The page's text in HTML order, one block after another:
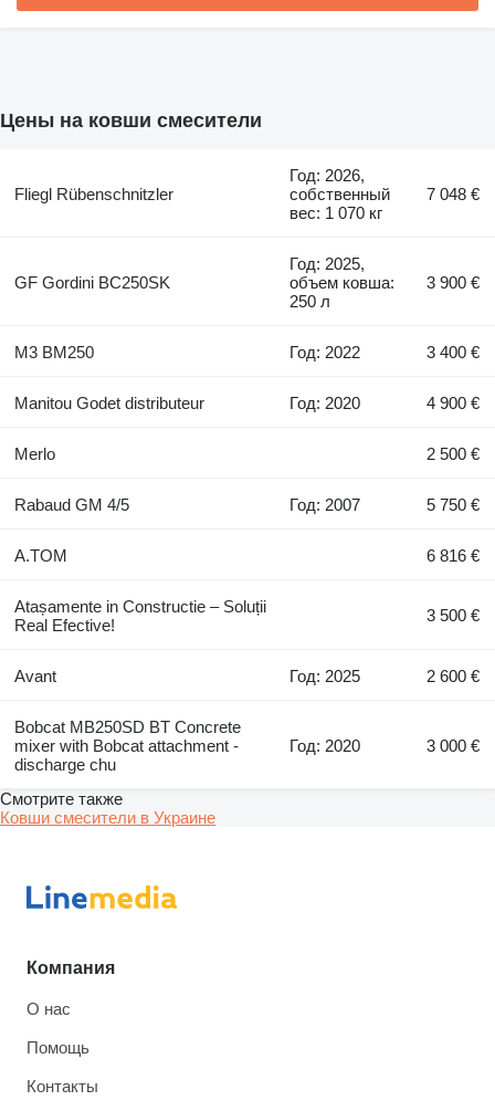
Цены на ковши смесители
Fliegl Rübenschnitzler
Год: 2026,
собственный
вес: 1 070 кг
7 048 €
GF Gordini BC250SK
Год: 2025,
объем ковша:
250 л
3 900 €
M3 BM250 Год: 2022 3 400 €
Manitou Godet distributeur Год: 2020 4 900 €
Merlo 2 500 €
Rabaud GM 4/5 Год: 2007 5 750 €
A.TOM 6 816 €
Atașamente in Constructie – Soluții
Real Efective!
3 500 €
Avant Год: 2025 2 600 €
Bobcat MB250SD BT Concrete
mixer with Bobcat attachment -
discharge chu
Год: 2020 3 000 €
Смотрите также
Ковши смесители в Украине
Компания
О нас
Помощь
Контакты